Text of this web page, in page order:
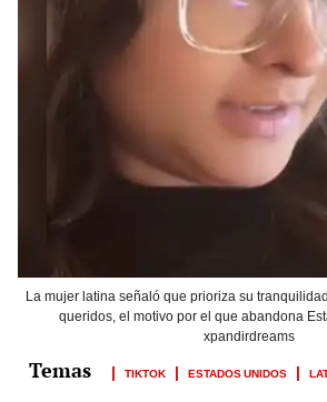
La mujer latina señaló que prioriza su
queridos, el motivo por el que abandona
xpandirdreams
TIKTOK ESTADOS UNIDOS